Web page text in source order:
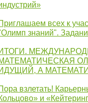
всех к
знаний".
А
взлетать!
и